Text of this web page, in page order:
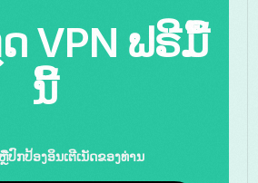
VPN ຟຣີມື້
ນີ້
ປົກປ້ອງອິນເຕີເນັດຂອງທ່ານ